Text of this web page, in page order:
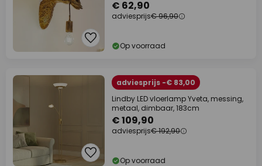
€ 62,90
adviesprijs€ 96,90
Op voorraad
adviesprijs -€ 83,00
Lindby LED vloerlamp Yveta, messing,
metaal, dimbaar, 183cm
€ 109,90
adviesprijs€ 192,90
Op voorraad